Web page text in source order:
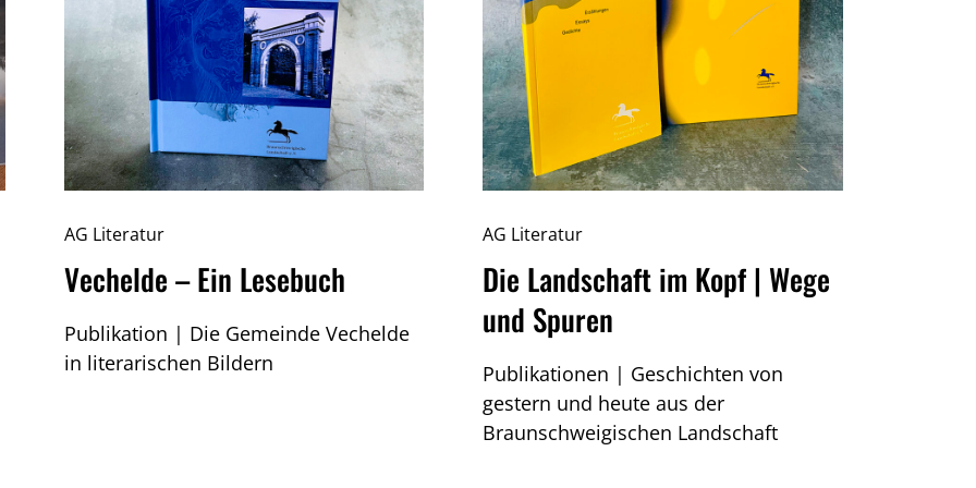
AG Literatur
Vechelde – Ein Lesebuch
Publikation | Die Gemeinde Vechelde
in literarischen Bildern
AG Literatur
Die Landschaft im Kopf | Wege
und Spuren
Publikationen | Geschichten von
gestern und heute aus der
Braunschweigischen Landschaft